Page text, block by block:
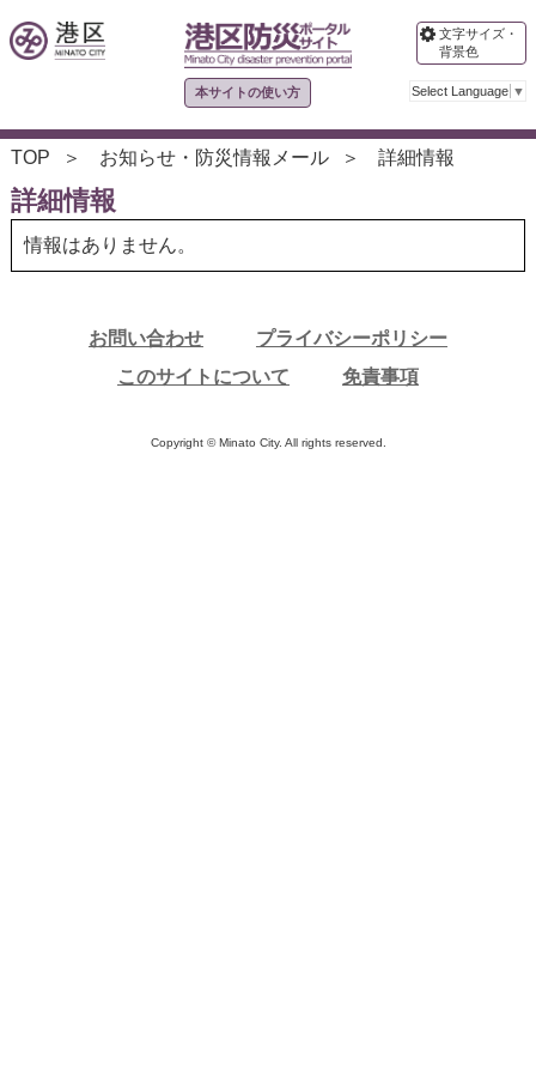
本サイトの使い方
文字サイズ・
背景色
Select Language ▼
TOP お知らせ・防災情報メール 詳細情報
詳細情報
情報はありません。
お問い合わせ
プライバシーポリシー
このサイトについて
免責事項
Copyright © Minato City. All rights reserved.